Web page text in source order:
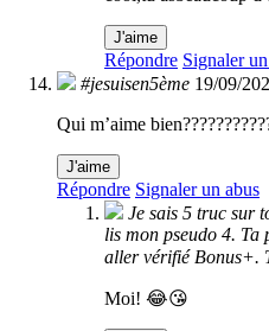
J'aime
Répondre Signaler
#jesuisen5ème 19/09/
Qui m’aime
J'aime
Répondre Signaler un abus
Je sais 5 truc sur
lis mon pseudo 4. Ta
aller vérifié Bonus+.
Moi! 😂😘